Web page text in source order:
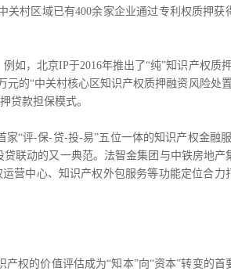
村区域已有400余家企业通过专利权质押获
，北京IP于2016年推出了“纯”知识产权质
的“中关村核心区知识产权质押融资风险处
贷款担保模式。
“评-保-贷-投-易”五位一体的知识产权金融
联动的又一典范。法智金集团与中铁房地产
营中心、知识产权外包服务等功能定位合力
的价值评估成为“知本”向“资本”转变的首